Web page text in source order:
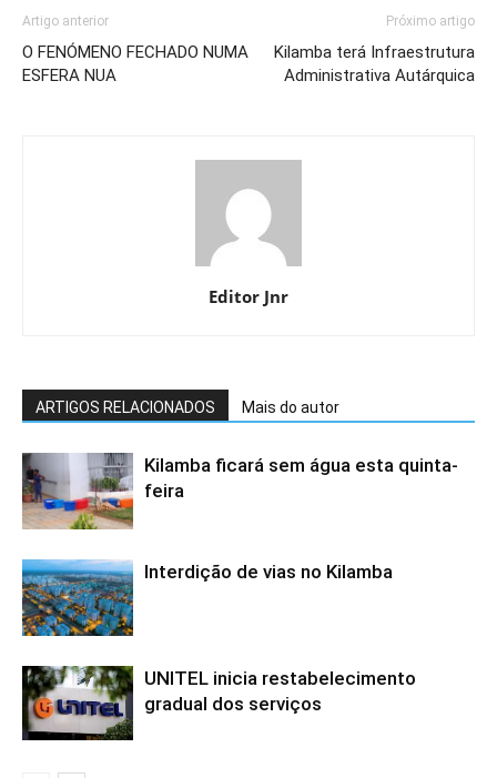
Artigo anterior
O FENÓMENO FECHADO NUMA
ESFERA NUA
Próximo artigo
Kilamba terá Infraestrutura
Administrativa Autárquica
Editor Jnr
ARTIGOS RELACIONADOS Mais do autor
Kilamba ficará sem água esta quinta-
feira
Interdição de vias no Kilamba
UNITEL inicia restabelecimento
gradual dos serviços